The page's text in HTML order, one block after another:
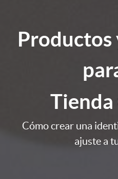
Productos
Cómo crear una
ajuste a